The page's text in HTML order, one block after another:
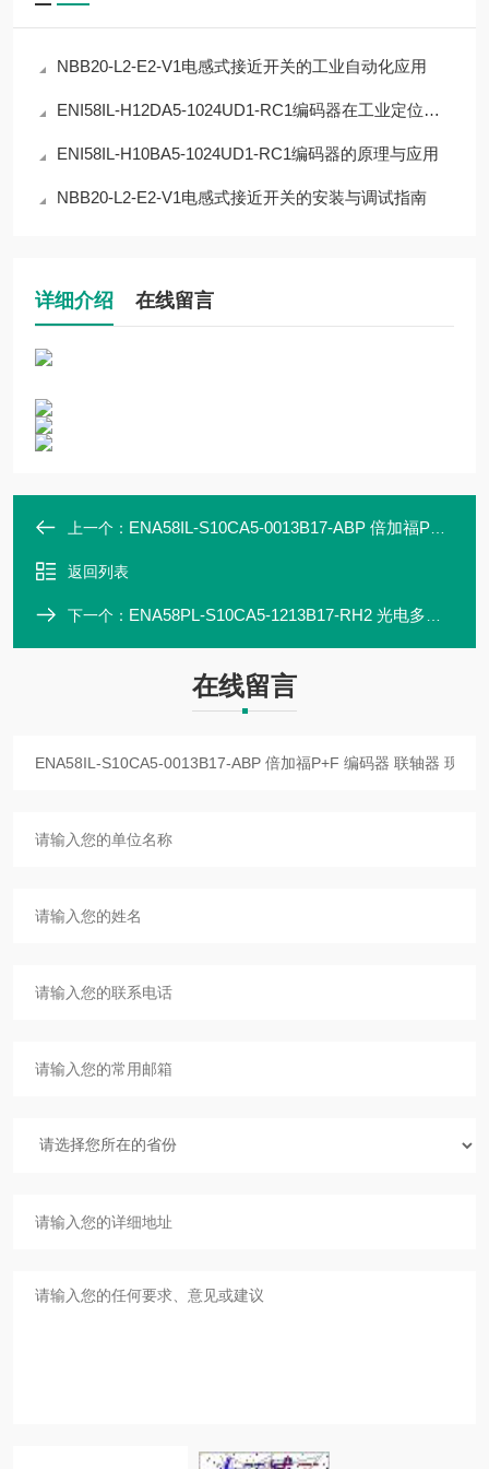
NBB20-L2-E2-V1电感式接近开关的工业自动化应用
ENI58IL-H12DA5-1024UD1-RC1编码器在工业定位中的应用
ENI58IL-H10BA5-1024UD1-RC1编码器的原理与应用
NBB20-L2-E2-V1电感式接近开关的安装与调试指南
详细介绍 在线留言
上一个： ENA58IL-S10CA5-0013B17-ABP 倍加福P+F 编码器 联轴器 现货直发
返回列表
下一个： ENA58PL-S10CA5-1213B17-RH2 光电多圈编码器 现货直发P+F
在线留言